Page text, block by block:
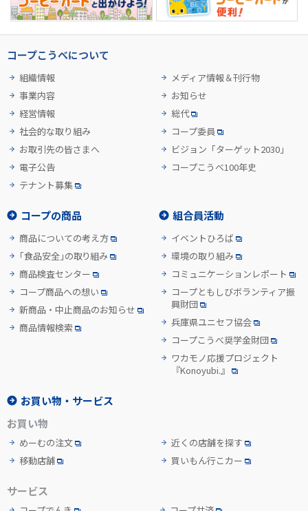
コープこうべについて
組織情報
事業内容
経営情報
社会的な取り組み
お取引先の皆さまへ
電子公告
テナント募集
メディア情報＆刊行物
お知らせ
総代
コープ委員
ビジョン「ターゲット2030」
コープこうべ100年史
コープの商品
商品についての考え方
「食品安全」の取り組み
商品検査センター
コープ商品への想い
新商品・中止商品のお知らせ
商品情報検索
組合員活動
イベントひろば
環境の取り組み
コミュニケーションレポート
コープともしびボランティア振
興財団
兵庫県ユニセフ協会
コープこうべ奨学金財団
ワカモノ応援プロジェクト
『Konoyubi.』
お買い物・サービス
お買い物
めーむの注文
移動店舗
近くの店舗を探す
買いもん行こカー
サービス